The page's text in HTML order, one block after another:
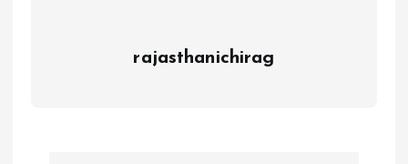
rajasthanichirag